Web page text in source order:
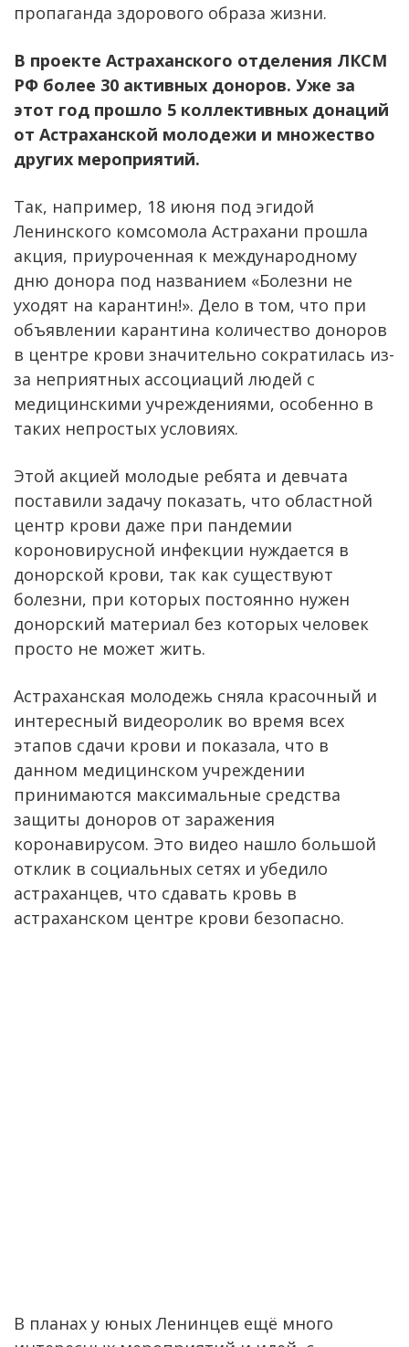
пропаганда здорового образа жизни.
В проекте Астраханского отделения ЛКСМ
РФ более 30 активных доноров. Уже за
этот год прошло 5 коллективных донаций
от Астраханской молодежи и множество
других мероприятий.
Так, например, 18 июня под эгидой
Ленинского комсомола Астрахани прошла
акция, приуроченная к международному
дню донора под названием «Болезни не
уходят на карантин!». Дело в том, что при
объявлении карантина количество доноров
в центре крови значительно сократилась из-
за неприятных ассоциаций людей с
медицинскими учреждениями, особенно в
таких непростых условиях.
Этой акцией молодые ребята и девчата
поставили задачу показать, что областной
центр крови даже при пандемии
короновирусной инфекции нуждается в
донорской крови, так как существуют
болезни, при которых постоянно нужен
донорский материал без которых человек
просто не может жить.
Астраханская молодежь сняла красочный и
интересный видеоролик во время всех
этапов сдачи крови и показала, что в
данном медицинском учреждении
принимаются максимальные средства
защиты доноров от заражения
коронавирусом. Это видео нашло большой
отклик в социальных сетях и убедило
астраханцев, что сдавать кровь в
астраханском центре крови безопасно.
В планах у юных Ленинцев ещё много